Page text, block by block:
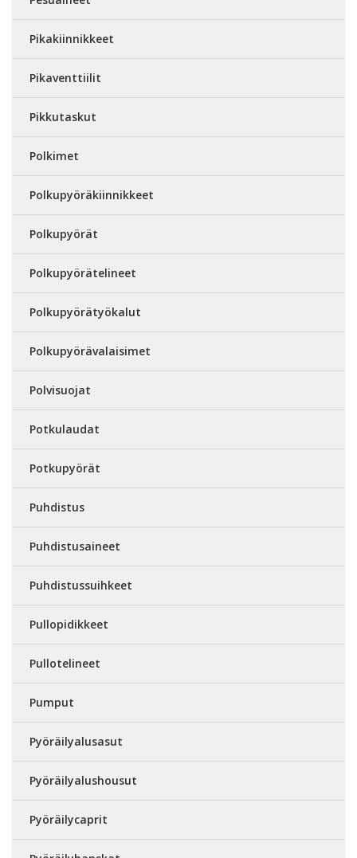
Pikakiinnikkeet
Pikaventtiilit
Pikkutaskut
Polkimet
Polkupyöräkiinnikkeet
Polkupyörät
Polkupyörätelineet
Polkupyörätyökalut
Polkupyörävalaisimet
Polvisuojat
Potkulaudat
Potkupyörät
Puhdistus
Puhdistusaineet
Puhdistussuihkeet
Pullopidikkeet
Pullotelineet
Pumput
Pyöräilyalusasut
Pyöräilyalushousut
Pyöräilycaprit